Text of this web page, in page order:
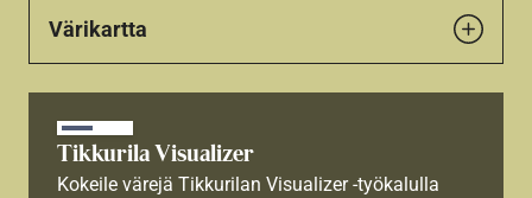
Värikartta
Tikkurila Visualizer
Kokeile värejä Tikkurilan Visualizer -työkalulla